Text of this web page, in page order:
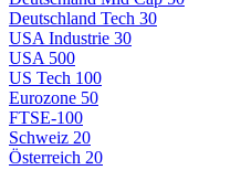
Deutschland Tech 30
USA Industrie 30
USA 500
US Tech 100
Eurozone 50
FTSE-100
Schweiz 20
Österreich 20